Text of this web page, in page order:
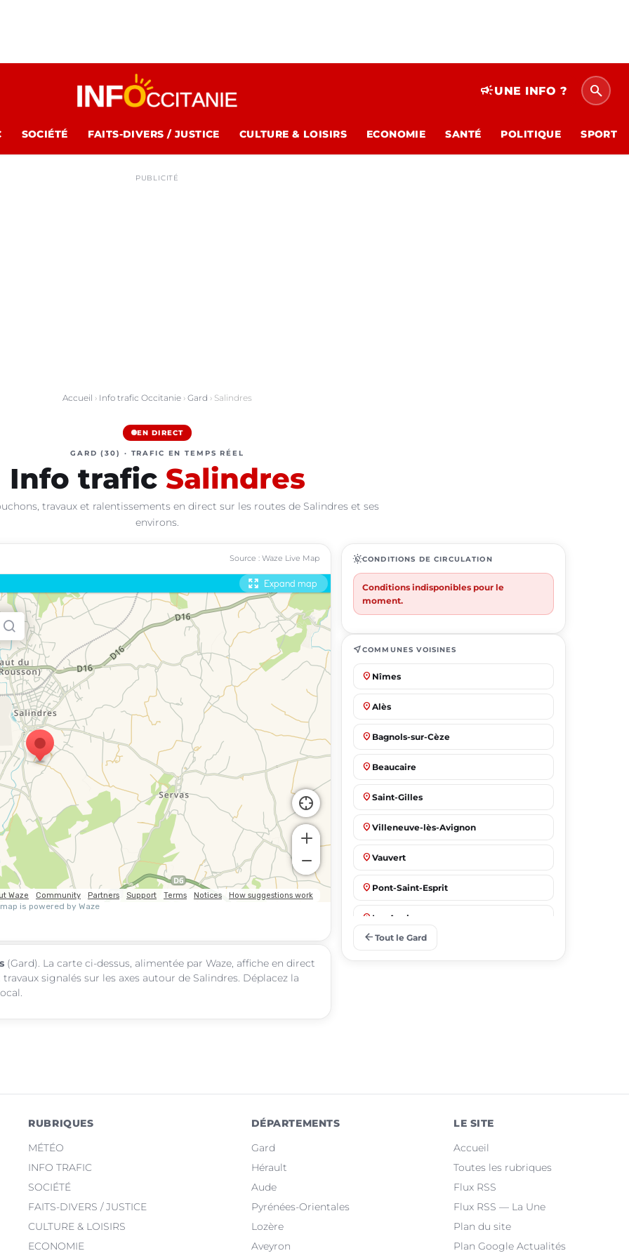
campaignUNE INFO ? search
SOCIÉTÉ FAITS-DIVERS / JUSTICE CULTURE & LOISIRS ECONOMIE SANTÉ POLITIQUE SPORT
PUBLICITÉ
Accueil › Info trafic Occitanie › Gard › Salindres
EN DIRECT
GARD (30) · TRAFIC EN TEMPS RÉEL
Info trafic Salindres
travaux et ralentissements en direct sur les routes de Salindres et ses
environs.
Source : Waze Live Map
(Gard). La carte ci-dessus, alimentée par Waze, affiche en direct
signalés sur les axes autour de Salindres. Déplacez la
routineCONDITIONS DE CIRCULATION
Conditions indisponibles pour le
moment.
near_meCOMMUNES VOISINES
place Nîmes
place Alès
place Bagnols-sur-Cèze
place Beaucaire
place Saint-Gilles
place Villeneuve-lès-Avignon
place Vauvert
place Pont-Saint-Esprit
place Les Angles
Saint-Christol-lez-Alès
arrow_back Tout le Gard
RUBRIQUES
MÉTÉO
INFO TRAFIC
SOCIÉTÉ
FAITS-DIVERS / JUSTICE
CULTURE & LOISIRS
ECONOMIE
DÉPARTEMENTS
Gard
Hérault
Aude
Pyrénées-Orientales
Lozère
Aveyron
LE SITE
Accueil
Toutes les rubriques
Flux RSS
Flux RSS — La Une
Plan du site
Plan Google Actualités